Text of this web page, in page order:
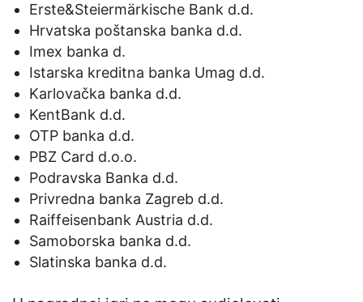
Erste&Steiermärkische Bank d.d.
Hrvatska poštanska banka d.d.
Imex banka d.
Istarska kreditna banka Umag d.d.
Karlovačka banka d.d.
KentBank d.d.
OTP banka d.d.
PBZ Card d.o.o.
Podravska Banka d.d.
Privredna banka Zagreb d.d.
Raiffeisenbank Austria d.d.
Samoborska banka d.d.
Slatinska banka d.d.